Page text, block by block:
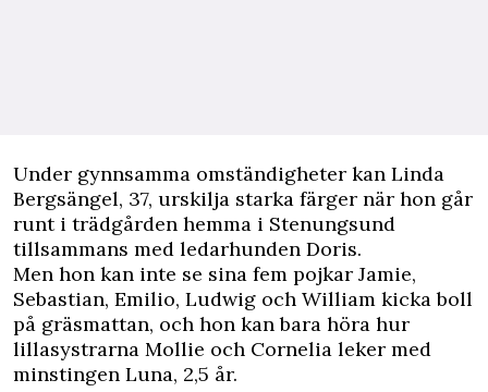
Under gynnsamma omständigheter kan Linda
Bergsängel, 37, urskilja starka färger när hon går
runt i trädgården hemma i Stenungsund
tillsammans med ledarhunden Doris.
Men hon kan inte se sina fem pojkar Jamie,
Sebastian, Emilio, Ludwig och William kicka boll
på gräsmattan, och hon kan bara höra hur
lillasystrarna Mollie och Cornelia leker med
minstingen Luna, 2,5 år.